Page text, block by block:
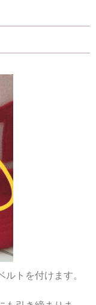
トを付けます。